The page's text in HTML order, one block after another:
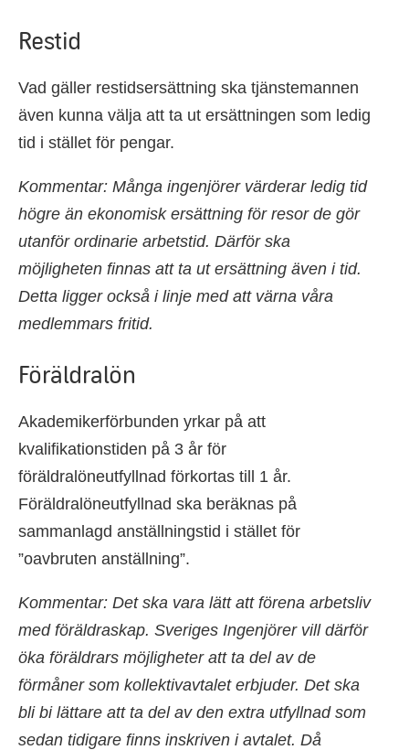
Restid
Vad gäller restidsersättning ska tjänstemannen
även kunna välja att ta ut ersättningen som ledig
tid i stället för pengar.
Kommentar: Många ingenjörer värderar ledig tid
högre än ekonomisk ersättning för resor de gör
utanför ordinarie arbetstid. Därför ska
möjligheten finnas att ta ut ersättning även i tid.
Detta ligger också i linje med att värna våra
medlemmars fritid.
Föräldralön
Akademikerförbunden yrkar på att
kvalifikationstiden på 3 år för
föräldralöneutfyllnad förkortas till 1 år.
Föräldralöneutfyllnad ska beräknas på
sammanlagd anställningstid i stället för
”oavbruten anställning”.
Kommentar: Det ska vara lätt att förena arbetsliv
med föräldraskap. Sveriges Ingenjörer vill därför
öka föräldrars möjligheter att ta del av de
förmåner som kollektivavtalet erbjuder. Det ska
bli bi lättare att ta del av den extra utfyllnad som
sedan tidigare finns inskriven i avtalet. Då